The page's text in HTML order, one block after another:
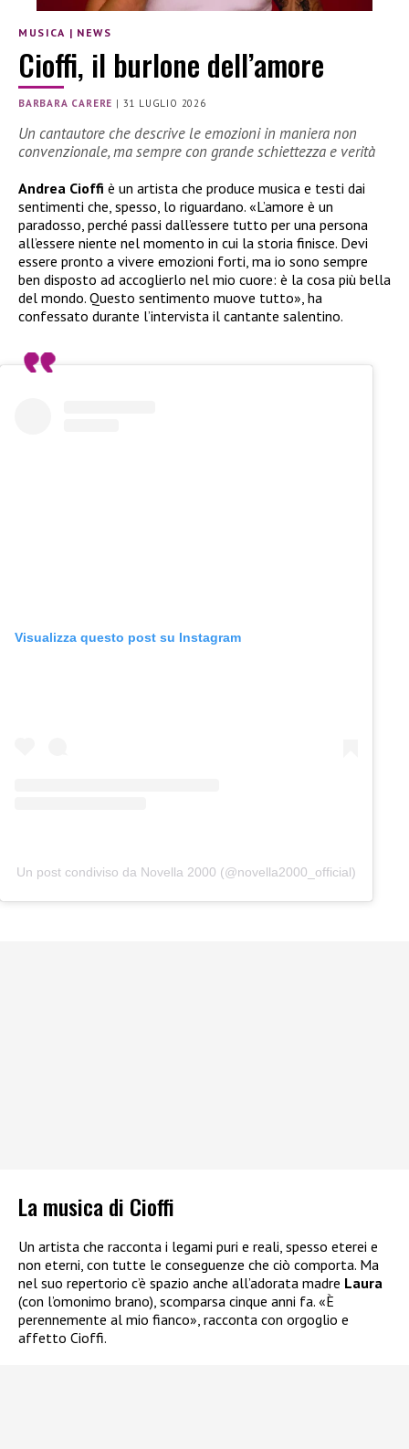
MUSICA | NEWS
Cioffi, il burlone dell’amore
BARBARA CARERE | 31 LUGLIO 2026
Un cantautore che descrive le emozioni in maniera non
convenzionale, ma sempre con grande schiettezza e verità
Andrea Cioffi è un artista che produce musica e testi dai
sentimenti che, spesso, lo riguardano. «L’amore è un
paradosso, perché passi dall’essere tutto per una persona
all’essere niente nel momento in cui la storia finisce. Devi
essere pronto a vivere emozioni forti, ma io sono sempre
ben disposto ad accoglierlo nel mio cuore: è la cosa più bella
del mondo. Questo sentimento muove tutto», ha
confessato durante l’intervista il cantante salentino.
Visualizza questo post su Instagram
Un post condiviso da Novella 2000 (@novella2000_official)
La musica di Cioffi
Un artista che racconta i legami puri e reali, spesso eterei e
non eterni, con tutte le conseguenze che ciò comporta. Ma
nel suo repertorio c’è spazio anche all’adorata madre Laura
(con l’omonimo brano), scomparsa cinque anni fa. «È
perennemente al mio fianco», racconta con orgoglio e
affetto Cioffi.